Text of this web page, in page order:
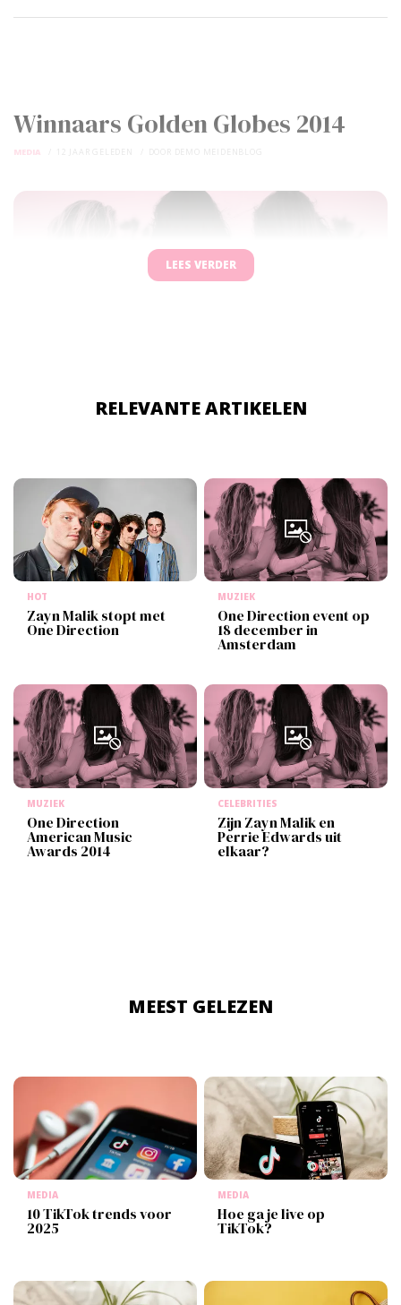
Winnaars Golden Globes 2014
MEDIA
LEES VERDER
RELEVANTE ARTIKELEN
HOT
Zayn Malik stopt met
One Direction
MUZIEK
One Direction event op
18 december in
Amsterdam
MUZIEK
One Direction
American Music
Awards 2014
CELEBRITIES
Zijn Zayn Malik en
Perrie Edwards uit
elkaar?
MEEST GELEZEN
MEDIA
10 TikTok trends voor
2025
MEDIA
Hoe ga je live op
TikTok?